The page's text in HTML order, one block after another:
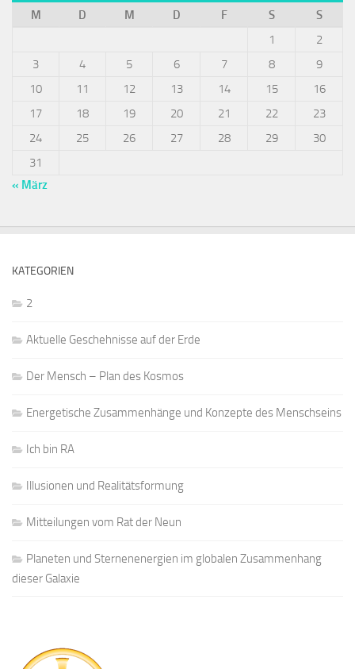
M
D M D F S
S
1
2
3
4 5 6 7 8
9
10
11 12 13 14 15
16
17
18 19 20 21 22
23
24
25 26 27 28 29
30
31
« März
KATEGORIEN
2
Aktuelle Geschehnisse auf der Erde
Der Mensch – Plan des Kosmos
Energetische Zusammenhänge und Konzepte des Menschseins
Ich bin RA
Illusionen und Realitätsformung
Mitteilungen vom Rat der Neun
Planeten und Sternenenergien im globalen Zusammenhang
dieser Galaxie